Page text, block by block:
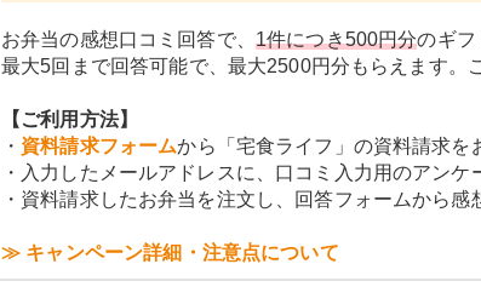
お弁当の感想口コミ回答で、 1件につき500円分のギフ
最大5回まで回答可能で、最大2500円分もらえます。
【ご利用方法】
・ 資料請求フォームから「宅食ライフ」の資料請求を
・入力したメールアドレスに、口コミ入力用のアンケ
・資料請求したお弁当を注文し、回答フォームから感
≫ キャンペーン詳細・注意点について